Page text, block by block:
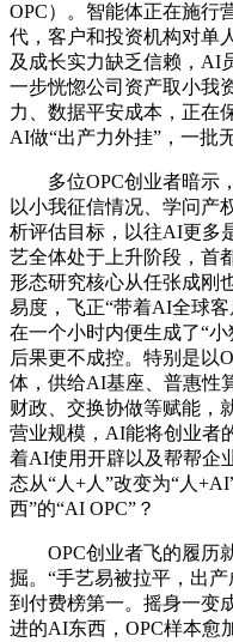
OPC）。智能体正在施行
代，客户和投资机构对单
及成长实力缺乏信赖，AI
一步恍惚公司资产取小我
力、数据平安成本，正在
AI做“出产力外挂”，一批
多位OPC创业者暗示，
以小我征信情况、学问产
析评估目标，以往AI更多
艺全体处于上升阶段，首
形态研究核心从任张成刚
易度，飞正“带着AI全球
在一个小时内便生成了“
后果更不成控。特别是以
体，供给AI基座、普惠性
财政、交换协做等赋能，
营业规模，AI能将创业者
着AI使用开辟以及帮帮企
态从“人+人”改变为“人
西”的“AI OPC”？
OPC创业者飞的履历
掘。“手艺易被拉平，出
到付费榜第一。摇身一变
进的AI东西，OPC样本愈